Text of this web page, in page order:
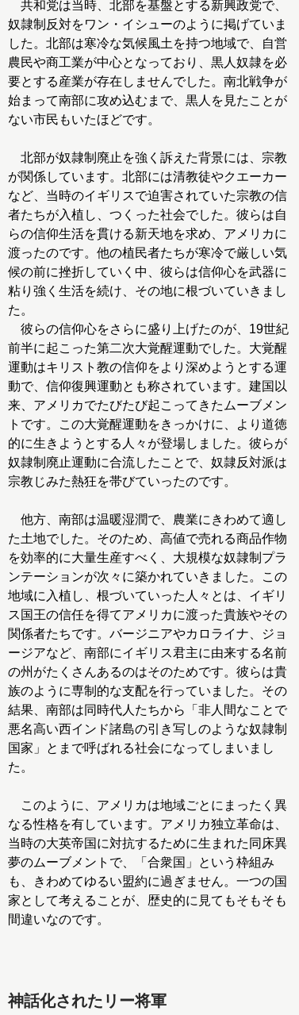
共和党は当時、北部を基盤とする新興政党で、
奴隷制反対をワン・イシューのように掲げていま
した。北部は寒冷な気候風土を持つ地域で、自営
農民や商工業が中心となっており、黒人奴隷を必
要とする産業が存在しませんでした。南北戦争が
始まって南部に攻め込むまで、黒人を見たことが
ない市民もいたほどです。
北部が奴隷制廃止を強く訴えた背景には、宗教
が関係しています。北部には清教徒やクエーカー
など、当時のイギリスで迫害されていた宗教の信
者たちが入植し、つくった社会でした。彼らは自
らの信仰生活を貫ける新天地を求め、アメリカに
渡ったのです。他の植民者たちが寒冷で厳しい気
候の前に挫折していく中、彼らは信仰心を武器に
粘り強く生活を続け、その地に根づいていきまし
た。
彼らの信仰心をさらに盛り上げたのが、19世紀
前半に起こった第二次大覚醒運動でした。大覚醒
運動はキリスト教の信仰をより深めようとする運
動で、信仰復興運動とも称されています。建国以
来、アメリカでたびたび起こってきたムーブメン
トです。この大覚醒運動をきっかけに、より道徳
的に生きようとする人々が登場しました。彼らが
奴隷制廃止運動に合流したことで、奴隷反対派は
宗教じみた熱狂を帯びていったのです。
他方、南部は温暖湿潤で、農業にきわめて適し
た土地でした。そのため、高値で売れる商品作物
を効率的に大量生産すべく、大規模な奴隷制プラ
ンテーションが次々に築かれていきました。この
地域に入植し、根づいていった人々とは、イギリ
ス国王の信任を得てアメリカに渡った貴族やその
関係者たちです。バージニアやカロライナ、ジョ
ージアなど、南部にイギリス君主に由来する名前
の州がたくさんあるのはそのためです。彼らは貴
族のように専制的な支配を行っていました。その
結果、南部は同時代人たちから「非人間なことで
悪名高い西インド諸島の引き写しのような奴隷制
国家」とまで呼ばれる社会になってしまいまし
た。
このように、アメリカは地域ごとにまったく異
なる性格を有しています。アメリカ独立革命は、
当時の大英帝国に対抗するために生まれた同床異
夢のムーブメントで、「合衆国」という枠組み
も、きわめてゆるい盟約に過ぎません。一つの国
家として考えることが、歴史的に見てもそもそも
間違いなのです。
神話化されたリー将軍